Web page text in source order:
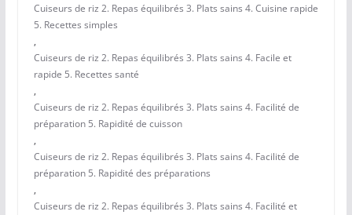
Cuiseurs de riz 2. Repas équilibrés 3. Plats sains 4. Cuisine rapide
5. Recettes simples
,
Cuiseurs de riz 2. Repas équilibrés 3. Plats sains 4. Facile et
rapide 5. Recettes santé
,
Cuiseurs de riz 2. Repas équilibrés 3. Plats sains 4. Facilité de
préparation 5. Rapidité de cuisson
,
Cuiseurs de riz 2. Repas équilibrés 3. Plats sains 4. Facilité de
préparation 5. Rapidité des préparations
,
Cuiseurs de riz 2. Repas équilibrés 3. Plats sains 4. Facilité et